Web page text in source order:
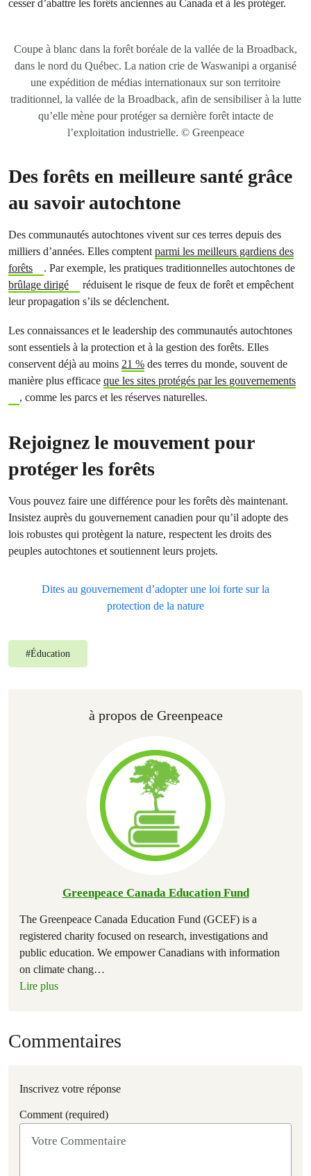
cesser d’abattre les forêts anciennes au Canada et à les protéger.
Coupe à blanc dans la forêt boréale de la vallée de la Broadback,
dans le nord du Québec. La nation crie de Waswanipi a organisé
une expédition de médias internationaux sur son territoire
traditionnel, la vallée de la Broadback, afin de sensibiliser à la lutte
qu’elle mène pour protéger sa dernière forêt intacte de
l’exploitation industrielle. © Greenpeace
Des forêts en meilleure santé grâce
au savoir autochtone
Des communautés autochtones vivent sur ces terres depuis des
milliers d’années. Elles comptentparmi les meilleurs gardiens des
forêts
. Par exemple, les pratiques traditionnelles autochtones de
brûlage dirigé
réduisent le risque de feux de forêt et empêchent
leur propagation s’ils se déclenchent.
Les connaissances et le leadership des communautés autochtones
sont essentiels à la protection et à la gestion des forêts. Elles
conservent déjà au moins 21 % des terres du monde, souvent de
manière plus efficace que les sites protégés par les gouvernements
, comme les parcs et les réserves naturelles.
Rejoignez le mouvement pour
protéger les forêts
Vous pouvez faire une différence pour les forêts dès maintenant.
Insistez auprès du gouvernement canadien pour qu’il adopte des
lois robustes qui protègent la nature, respectent les droits des
peuples autochtones et soutiennent leurs projets.
Dites au gouvernement d’adopter une loi forte sur la
protection de la nature
#Éducation
à propos de Greenpeace
Greenpeace Canada Education Fund
The Greenpeace Canada Education Fund (GCEF) is a
registered charity focused on research, investigations and
public education. We empower Canadians with information
on climate chang…
Lire plus
Commentaires
Inscrivez votre réponse
Comment (required)